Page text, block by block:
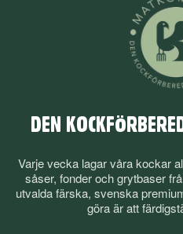
DEN
Varje vecka lagar våra kockar
såser, fonder och grytbaser
utvalda färska, svenska
göra är att